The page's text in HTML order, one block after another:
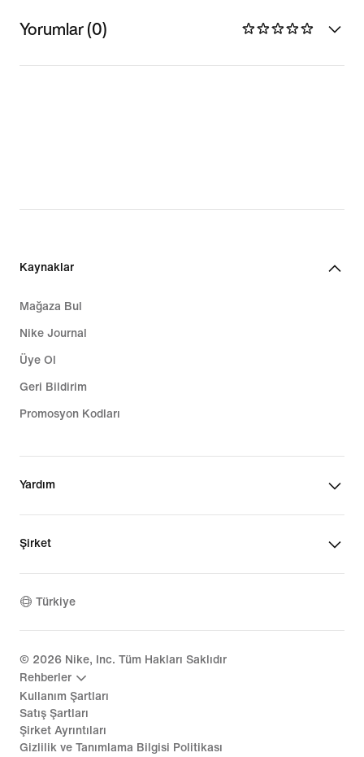
Yorumlar (0)
Kaynaklar
Mağaza Bul
Nike Journal
Üye Ol
Geri Bildirim
Promosyon Kodları
Yardım
Şirket
Türkiye
© 2026 Nike, Inc. Tüm Hakları Saklıdır
Rehberler
Kullanım Şartları
Satış Şartları
Şirket Ayrıntıları
Gizlilik ve Tanımlama Bilgisi Politikası